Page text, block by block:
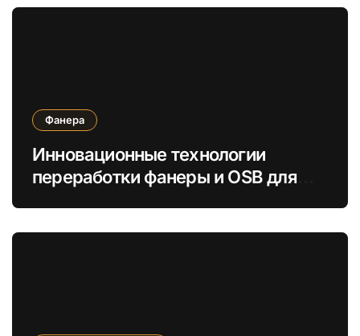
Фанера
Инновационные технологии
переработки фанеры и OSB для